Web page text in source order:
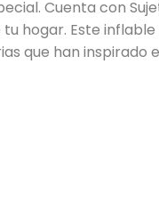
Cuenta con
hogar. Este
que han inspirado